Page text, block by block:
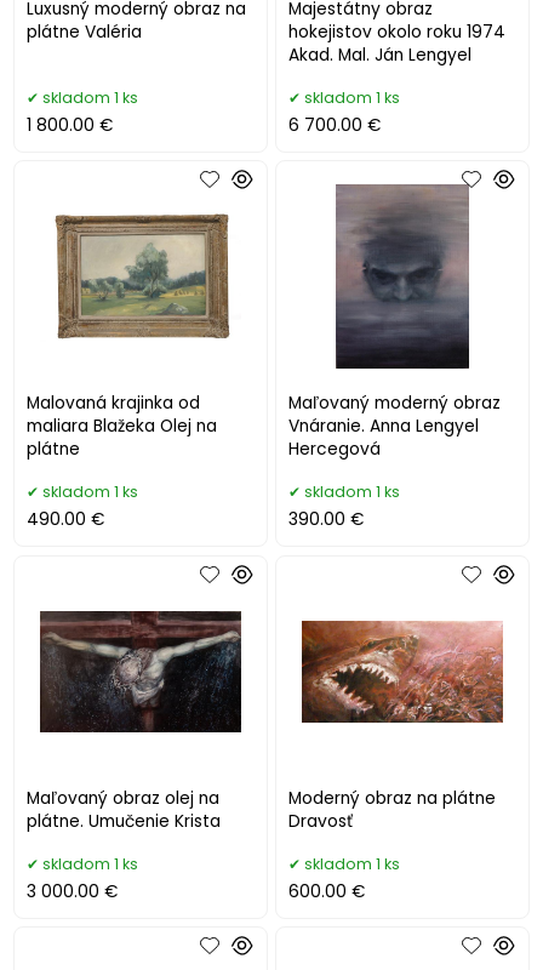
Luxusný moderný obraz na
plátne Valéria
skladom 1 ks
1 800.00 €
Majestátny obraz
hokejistov okolo roku 1974
Akad. Mal. Ján Lengyel
skladom 1 ks
6 700.00 €
Malovaná krajinka od
maliara Blažeka Olej na
plátne
skladom 1 ks
490.00 €
Maľovaný moderný obraz
Vnáranie. Anna Lengyel
Hercegová
skladom 1 ks
390.00 €
Maľovaný obraz olej na
plátne. Umučenie Krista
skladom 1 ks
3 000.00 €
Moderný obraz na plátne
Dravosť
skladom 1 ks
600.00 €